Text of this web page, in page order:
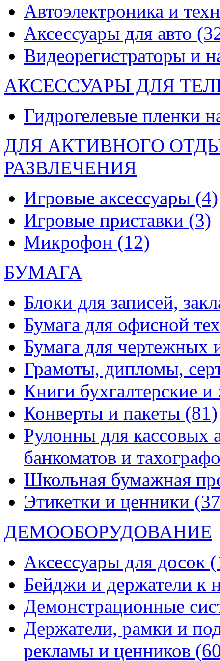
Автоэлектроника и
Аксессуары для авто
Видеорегистраторы и
АКСЕССУАРЫ ДЛЯ
Гидрогелевые пленки
ДЛЯ АКТИВНОГО
РАЗВЛЕЧЕНИЯ
Игровые аксессуары (4)
Игровые приставки (3)
Микрофон (12)
БУМАГА
Блоки для записей,
Бумага для офисной
Бумага для чертежных
Грамоты, дипломы,
Книги бухгалтерские
Конверты и пакеты (81)
Рулонны для кассовых
банкоматов и
Школьная бумажная
Этикетки и ценники
ДЕМООБОРУДОВАНИЕ
Аксессуары для досок
Бейджи и держатели к
Демонстрационные
Держатели, рамки и
рекламы и ценников